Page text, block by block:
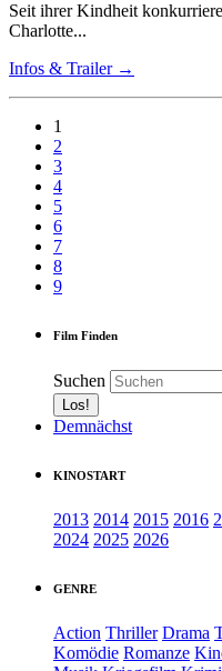
Seit ihrer Kindheit
Charlotte...
Infos & Trailer →
1
2
3
4
5
6
7
8
9
Film Finden
Suchen
Demnächst
KINOSTART
2013 2014 2015 2016
2024 2025 2026
GENRE
Action Thriller Drama
Komödie Romanze